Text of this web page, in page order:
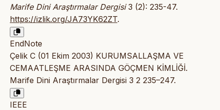
Marife Dini Araştırmalar Dergisi3 (2): 235-47.
https://izlik.org/JA73YK62ZT.
EndNote
Çelik C (01 Ekim 2003) KURUMSALLAŞMA VE
CEMAATLEŞME ARASINDA GÖÇMEN KİMLİĞİ.
Marife Dini Araştırmalar Dergisi 3 2 235–247.
IEEE